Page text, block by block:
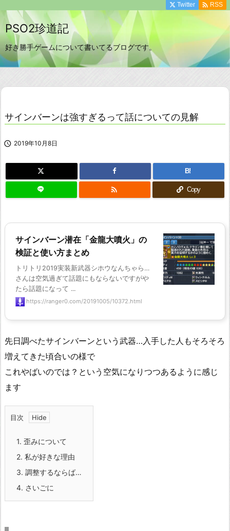
PSO2珍道記
好き勝手ゲームについて書いてるブログです。
Twitter  RSS
サインバーンは強すぎるって話についての見解
 2019年10月8日
B!
 Copy
サインバーン潜在「金龍大噴火」の
検証と使い方まとめ
トリトリ2019実装新武器シホウなんちゃら…
さんは空気過ぎて話題にもならないですがや
たら話題になって ...
https://ranger0.com/20191005/10372.html
先日調べたサインバーンという武器…入手した人もそろそろ
増えてきた頃合いの様で
これやばいのでは？という空気になりつつあるように感じ
ます
目次
1. 歪みについて
2. 私が好きな理由
3. 調整するならば…
4. さいごに